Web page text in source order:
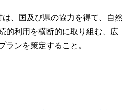
は、国及び県の協力を得て、自然
的利用を横断的に取り組む、広
ランを策定すること。